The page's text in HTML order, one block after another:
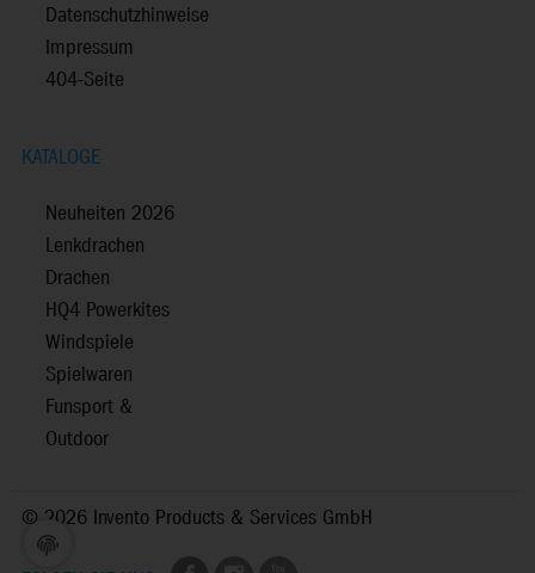
Datenschutzhinweise
Impressum
404-Seite
KATALOGE
Neuheiten 2026
Lenkdrachen
Drachen
HQ4 Powerkites
Windspiele
Spielwaren
Funsport &
Outdoor
© 2026 Invento Products & Services GmbH